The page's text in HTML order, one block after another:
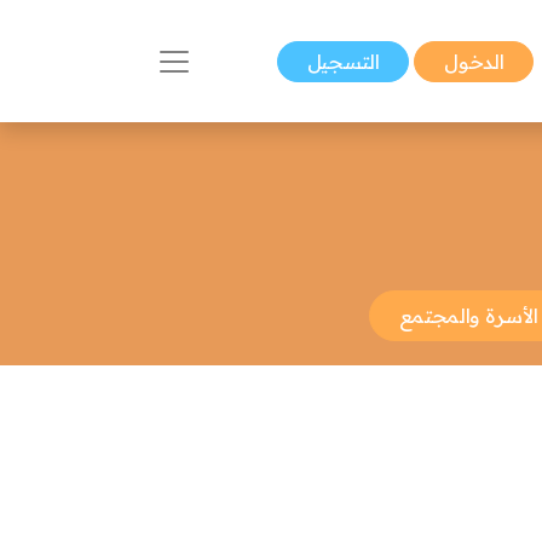
الدخول التسجيل
الأسرة والمجتمع